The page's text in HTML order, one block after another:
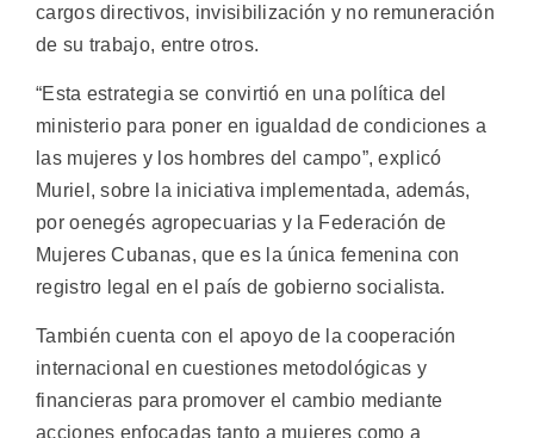
cargos directivos, invisibilización y no remuneración
de su trabajo, entre otros.
“Esta estrategia se convirtió en una política del
ministerio para poner en igualdad de condiciones a
las mujeres y los hombres del campo”, explicó
Muriel, sobre la iniciativa implementada, además,
por oenegés agropecuarias y la Federación de
Mujeres Cubanas, que es la única femenina con
registro legal en el país de gobierno socialista.
También cuenta con el apoyo de la cooperación
internacional en cuestiones metodológicas y
financieras para promover el cambio mediante
acciones enfocadas tanto a mujeres como a